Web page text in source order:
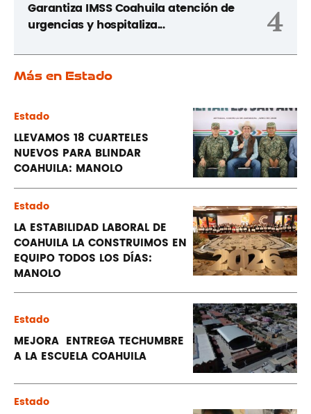
Garantiza IMSS Coahuila atención de
urgencias y hospitaliza...
4
Más en Estado
Estado
LLEVAMOS 18 CUARTELES
NUEVOS PARA BLINDAR
COAHUILA: MANOLO
Estado
LA ESTABILIDAD LABORAL DE
COAHUILA LA CONSTRUIMOS EN
EQUIPO TODOS LOS DÍAS:
MANOLO
Estado
MEJORA ENTREGA TECHUMBRE
A LA ESCUELA COAHUILA
Estado